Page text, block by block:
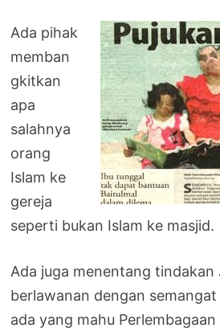
Ada pihak
memban
gkitkan
apa
salahnya
orang
Islam ke
gereja
seperti bukan Islam ke masjid.
Ada juga menentang tindakan
berlawanan dengan semangat
ada yang mahu